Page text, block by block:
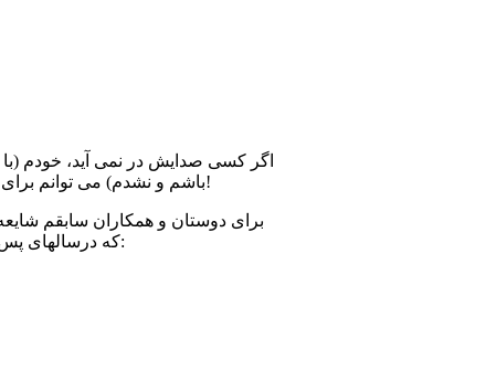
اگر کسی صدایش در نمی آید، خودم
باشم و نشدم) می توانم برای خودم آستین بالا بزنم وَ پته خیلی ها را که نقاب فریب زده اند را بر ملا کنم؛ واین کار را به مرور کرده و خواهم کرد!
برای دوستان و همکاران سابقم
که درسالهای پس از تعطیلی روزنامه سلام انجام داده اند، شیوه ی فریب و نیرنگ و دروغ و حقه بازی های متنوعی را بکار گرفته اند: